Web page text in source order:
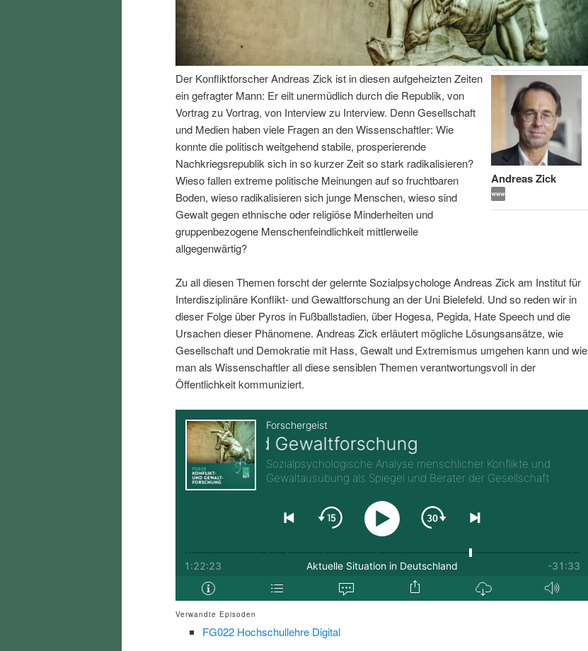
I
n
a
t
s
r
i
n
e
n
e
n
n
a
l
s
p
r
n
g
Andreas Zick
Der Konfliktforscher Andreas Zick ist in diesen aufgeheizten Zeiten
ein gefragter Mann: Er eilt unermüdlich durch die Republik, von
Vortrag zu Vortrag, von Interview zu Interview. Denn Gesellschaft
und Medien haben viele Fragen an den Wissenschaftler: Wie
konnte die politisch weitgehend stabile, prosperierende
Nachkriegsrepublik sich in so kurzer Zeit so stark radikalisieren?
Wieso fallen extreme politische Meinungen auf so fruchtbaren
Boden, wieso radikalisieren sich junge Menschen, wieso sind
Gewalt gegen ethnische oder religiöse Minderheiten und
gruppenbezogene Menschenfeindlichkeit mittlerweile
allgegenwärtig?
Zu all diesen Themen forscht der gelernte Sozialpsychologe Andreas Zick am Institut für
Interdisziplinäre Konflikt- und Gewaltforschung an der Uni Bielefeld. Und so reden wir in
dieser Folge über Pyros in Fußballstadien, über Hogesa, Pegida, Hate Speech und die
Ursachen dieser Phänomene. Andreas Zick erläutert mögliche Lösungsansätze, wie
Gesellschaft und Demokratie mit Hass, Gewalt und Extremismus umgehen kann und wie
man als Wissenschaftler all diese sensiblen Themen verantwortungsvoll in der
Öffentlichkeit kommuniziert.
Verwandte Episoden
FG022 Hochschullehre Digital